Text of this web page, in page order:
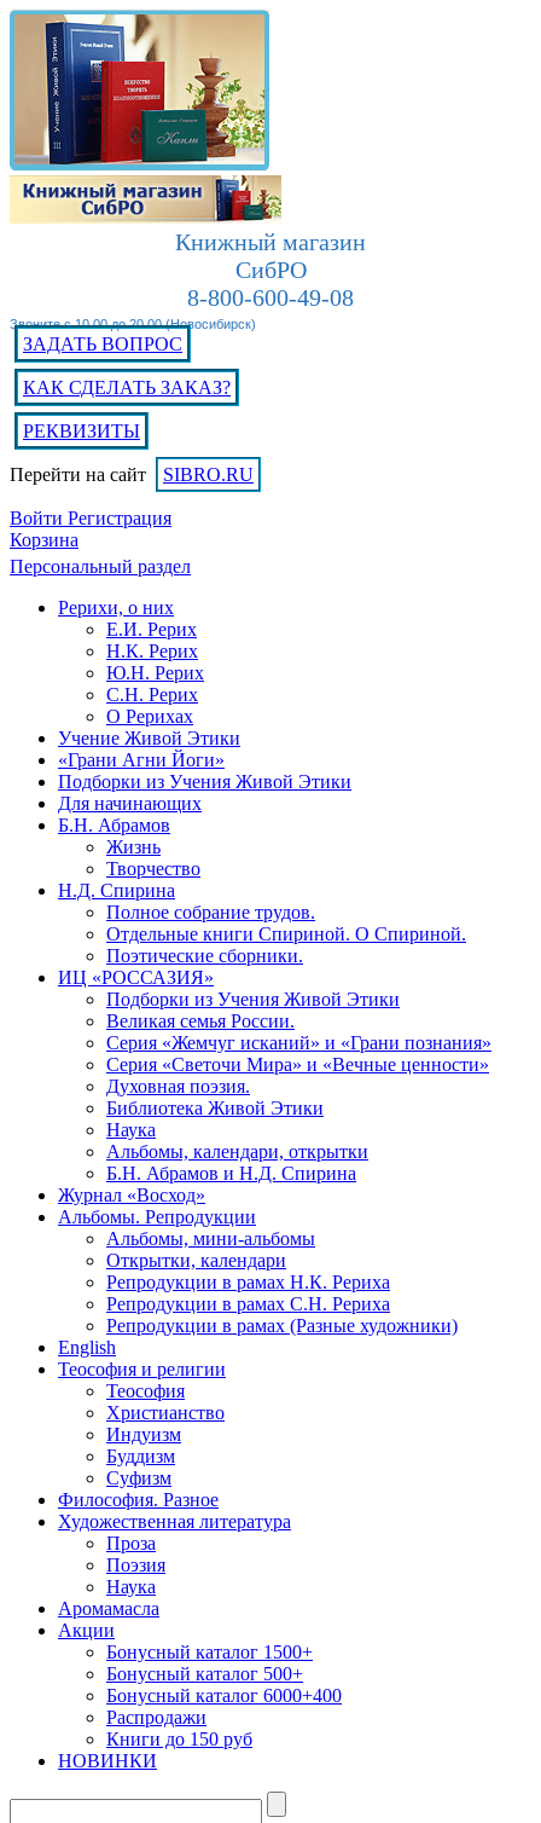
Книжный магазин
СибРО
8-800-600-49-08
Звоните с 10.00 до 20.00 (Новосибирск)
ЗАДАТЬ ВОПРОС
КАК СДЕЛАТЬ ЗАКАЗ?
РЕКВИЗИТЫ
Перейти на сайт SIBRO.RU
Войти Регистрация
Корзина
Персональный раздел
Рерихи, о них
Е.И. Рерих
Н.К. Рерих
Ю.Н. Рерих
С.Н. Рерих
О Рерихах
Учение Живой Этики
«Грани Агни Йоги»
Подборки из Учения Живой Этики
Для начинающих
Б.Н. Абрамов
Жизнь
Творчество
Н.Д. Спирина
Полное собрание трудов.
Отдельные книги Спириной. О Спириной.
Поэтические сборники.
ИЦ «РОССАЗИЯ»
Подборки из Учения Живой Этики
Великая семья России.
Серия «Жемчуг исканий» и «Грани познания»
Серия «Светочи Мира» и «Вечные ценности»
Духовная поэзия.
Библиотека Живой Этики
Наука
Альбомы, календари, открытки
Б.Н. Абрамов и Н.Д. Спирина
Журнал «Восход»
Альбомы. Репродукции
Альбомы, мини-альбомы
Открытки, календари
Репродукции в рамах Н.К. Рериха
Репродукции в рамах С.Н. Рериха
Репродукции в рамах (Разные художники)
English
Теософия и религии
Теософия
Христианство
Индуизм
Буддизм
Суфизм
Философия. Разное
Художественная литература
Проза
Поэзия
Наука
Аромамасла
Акции
Бонусный каталог 1500+
Бонусный каталог 500+
Бонусный каталог 6000+400
Распродажи
Книги до 150 руб
НОВИНКИ